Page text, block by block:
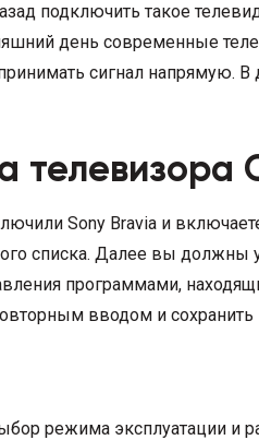
подключить такое
день современные
сигнал напрямую.
телевизора
Sony Bravia и
списка. Далее вы должны
программами,
вводом и сохранить
режима эксплуатации и